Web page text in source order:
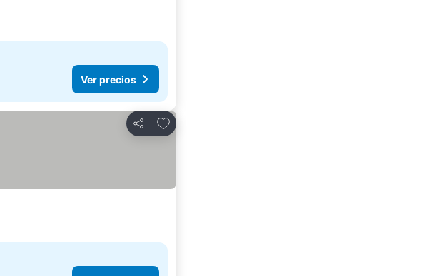
Ver precios
Compartir
Agregar a favoritos